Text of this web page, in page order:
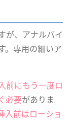
が、アナルバイ
。専用の細いア
前にもう一度ロ
必要がありま
入前はローショ